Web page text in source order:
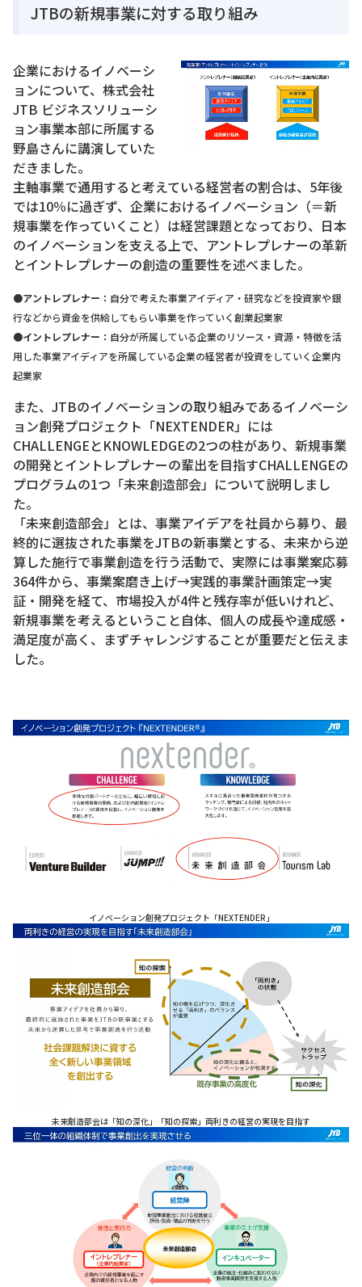
JTBの新規事業に対する取り組み
企業におけるイノベーシ
ョンについて、株式会社
JTB ビジネスソリューシ
ョン事業本部に所属する
野島さんに講演していた
だきました。
主軸事業で通用すると考えている経営者の割合は、5年後
では10％に過ぎず、企業におけるイノベーション（＝新
規事業を作っていくこと）は経営課題となっており、日本
のイノベーションを支える上で、アントレプレナーの革新
とイントレプレナーの創造の重要性を述べました。
●アントレプレナー： 自分で考えた事業アイディア・研究などを投資家や銀
行などから資金を供給してもらい事業を作っていく創業起業家
●イントレプレナー： 自分が所属している企業のリソース・資源・特徴を活
用した事業アイディアを所属している企業の経営者が投資をしていく企業内
起業家
また、JTBのイノベーションの取り組みであるイノベーシ
ョン創発プロジェクト「NEXTENDER」には
CHALLENGEとKNOWLEDGEの2つの柱があり、新規事業
の開発とイントレプレナーの輩出を目指すCHALLENGEの
プログラムの1つ「未来創造部会」について説明しまし
た。
「未来創造部会」とは、事業アイデアを社員から募り、最
終的に選抜された事業をJTBの新事業とする、未来から逆
算した施行で事業創造を行う活動で、実際には事業案応募
364件から、事業案磨き上げ→実践的事業計画策定→実
証・開発を経て、市場投入が4件と残存率が低いけれど、
新規事業を考えるということ自体、個人の成長や達成感・
満足度が高く、まずチャレンジすることが重要だと伝えま
した。
イノベーション創発プロジェクト「NEXTENDER」
未来創造部会は「知の深化」「知の探索」両利きの経営の実現を目指す